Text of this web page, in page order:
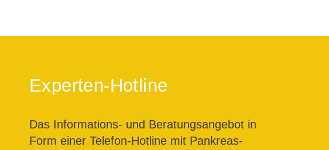
Experten-Hotline
Das Informations- und Beratungsangebot in
Form einer Telefon-Hotline mit Pankreas-